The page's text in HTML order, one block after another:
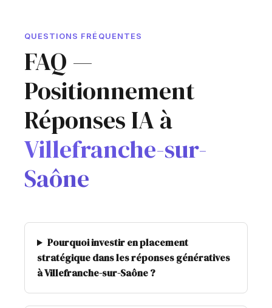
QUESTIONS FRÉQUENTES
FAQ —
Positionnement
Réponses IA à
Villefranche-sur-
Saône
Pourquoi investir en placement
stratégique dans les réponses génératives
à Villefranche-sur-Saône ?